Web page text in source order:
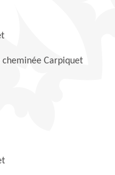
cheminée Carpiquet